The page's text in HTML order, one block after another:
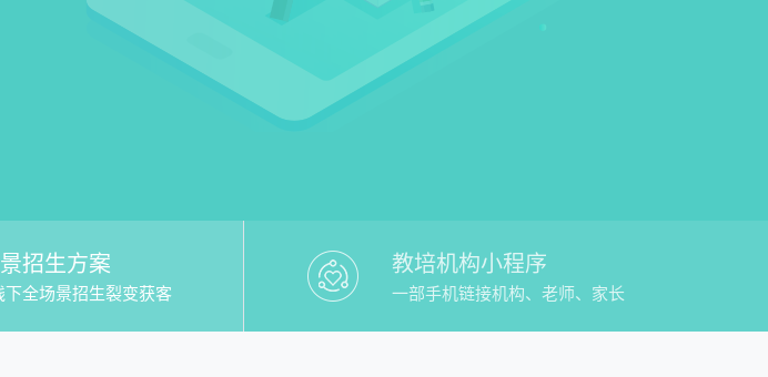
招生方案
下全场景招生裂变获客
教培机构小程序
一部手机链接机构、老师、家长
】哪个好？推荐校盈易教培校区管理系统有哪些教务管理